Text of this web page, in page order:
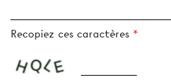
Recopiez ces caractères